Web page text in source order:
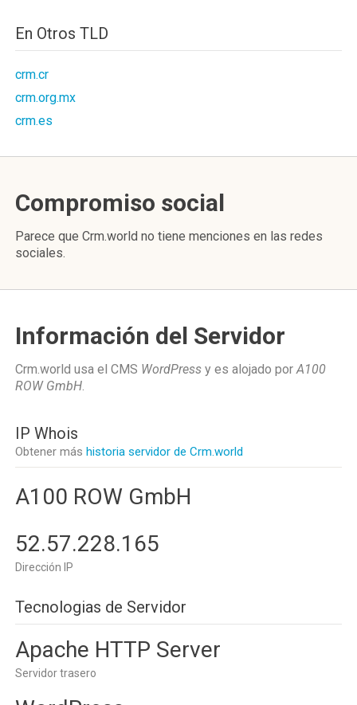
En Otros TLD
crm.cr
crm.org.mx
crm.es
Compromiso social
Parece que Crm.world no tiene menciones en las redes
sociales.
Información del Servidor
Crm.world usa el CMS WordPress y es alojado porA100
ROW GmbH.
IP Whois
Obtener más historia servidor de Crm.world
A100 ROW GmbH
52.57.228.165
Dirección IP
Tecnologias de Servidor
Apache HTTP Server
Servidor trasero